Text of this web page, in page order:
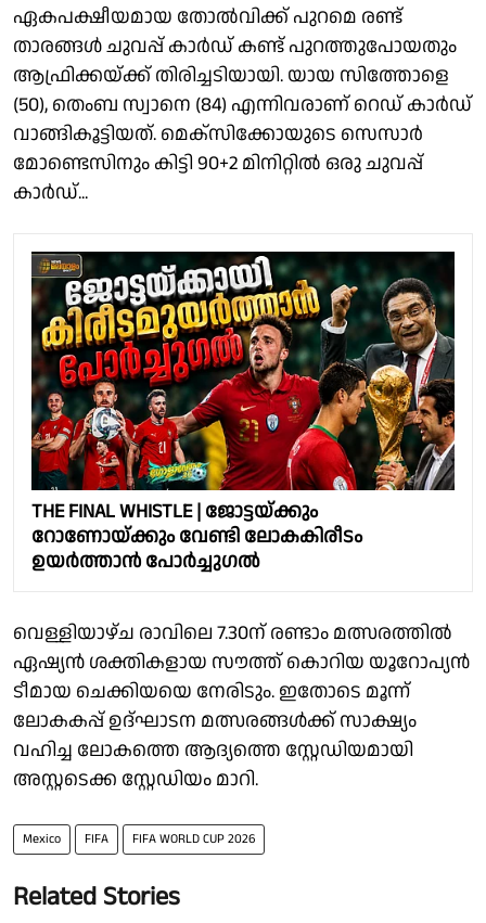
ഏകപക്ഷീയമായ തോൽവിക്ക് പുറമെ രണ്ട്
താരങ്ങൾ ചുവപ്പ് കാർഡ് കണ്ട് പുറത്തുപോയതും
ആഫ്രിക്കയ്ക്ക് തിരിച്ചടിയായി. യായ സിത്തോളെ
(50), തെംബ സ്വാനെ (84) എന്നിവരാണ് റെഡ് കാർഡ്
വാങ്ങികൂട്ടിയത്. മെക്സിക്കോയുടെ സെസാർ
മോണ്ടെസിനും കിട്ടി 90+2 മിനിറ്റിൽ ഒരു ചുവപ്പ്
കാർഡ്...
THE FINAL WHISTLE | ജോട്ടയ്ക്കും
റോണോയ്ക്കും വേണ്ടി ലോകകിരീടം
ഉയർത്താൻ പോർച്ചുഗൽ
വെള്ളിയാഴ്ച രാവിലെ 7.30ന് രണ്ടാം മത്സരത്തിൽ
ഏഷ്യൻ ശക്തികളായ സൗത്ത് കൊറിയ യൂറോപ്യൻ
ടീമായ ചെക്കിയയെ നേരിടും. ഇതോടെ മൂന്ന്
ലോകകപ്പ് ഉദ്ഘാടന മത്സരങ്ങൾക്ക് സാക്ഷ്യം
വഹിച്ച ലോകത്തെ ആദ്യത്തെ സ്റ്റേഡിയമായി
അസ്റ്റടെക്ക സ്റ്റേഡിയം മാറി.
Mexico FIFA FIFA WORLD CUP 2026
Related Stories